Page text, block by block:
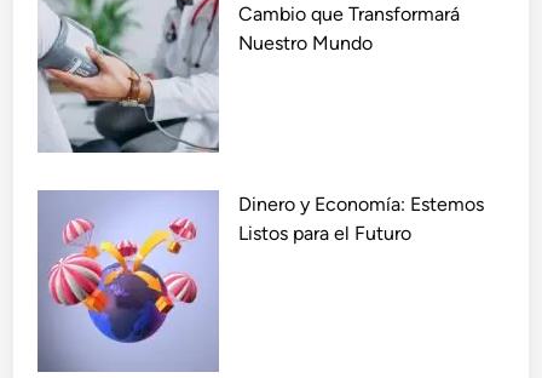
Cambio que Transformará
Nuestro Mundo
Dinero y Economía: Estemos
Listos para el Futuro